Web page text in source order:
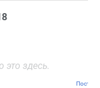
это здесь.